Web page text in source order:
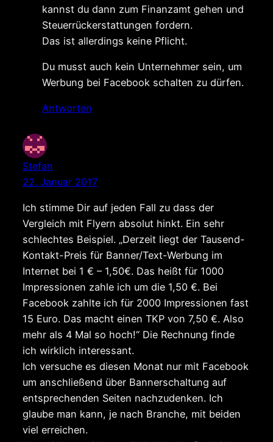
kannst du dann zum Finanzamt gehen und
Steuerrückerstattungen fordern.
Das ist allerdings keine Pflicht.
Du musst auch kein Unternehmer sein, um
Werbung bei Facebook schalten zu dürfen.
Antworten
Stefan
22. Januar 2017
Ich stimme Dir auf jeden Fall zu dass der
Vergleich mit Flyern absolut hinkt. Ein sehr
schlechtes Beispiel. „Derzeit liegt der Tausend-
Kontakt-Preis für Banner/Text-Werbung im
Internet bei 1 € – 1,50€. Das heißt für 1000
Impressionen zahle ich um die 1,50 €. Bei
Facebook zahlte ich für 2000 Impressionen fast
15 Euro. Das macht einen TKP von 7,50 €. Also
mehr als 4 Mal so hoch!“ Die Rechnung finde
ich wirklich interessant.
Ich versuche es diesen Monat nur mit Facebook
um anschließend über Bannerschaltung auf
entsprechenden Seiten nachzudenken. Ich
glaube man kann, je nach Branche, mit beiden
viel erreichen.